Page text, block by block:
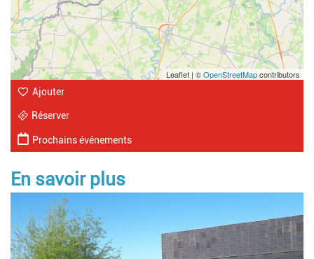
Leaflet | ©OpenStreetMapcontributors
Ajouter
Réserver
Prochains événements
En savoir plus